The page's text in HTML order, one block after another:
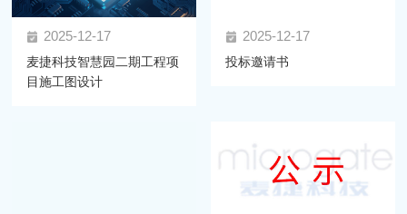
2025-12-17
麦捷科技智慧园二期工程项
目施工图设计
2025-12-17
投标邀请书